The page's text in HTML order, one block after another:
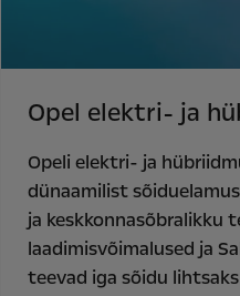
Opel elektri- ja
Opeli elektri- ja
dünaamilist
ja keskkonnasõbralikku
laadimisvõimalused ja
teevad iga sõidu